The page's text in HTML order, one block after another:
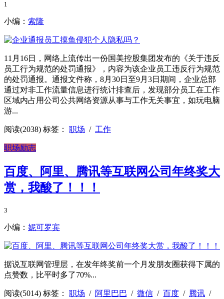
1
小编： 索隆
11月16日，网络上流传出一份国美控股集团发布的《关于违反
员工行为规范的处罚通报》，内容为该企业员工违反行为规范
的处罚通报。通报文件称，8月30日至9月3日期间，企业总部
通过对非工作流量信息进行统计排查后，发现部分员工在工作
区域内占用公司公共网络资源从事与工作无关事宜，如玩电脑
游...
阅读(2038) 标签： 职场 / 工作
职场励志
百度、阿里、腾讯等互联网公司年终奖大
赏，我酸了！！！
3
小编： 妮可罗宾
据说互联网管理层，在发年终奖前一个月发朋友圈获得下属的
点赞数，比平时多了70%...
阅读(5014) 标签： 职场 / 阿里巴巴 / 微信 / 百度 / 腾讯 /